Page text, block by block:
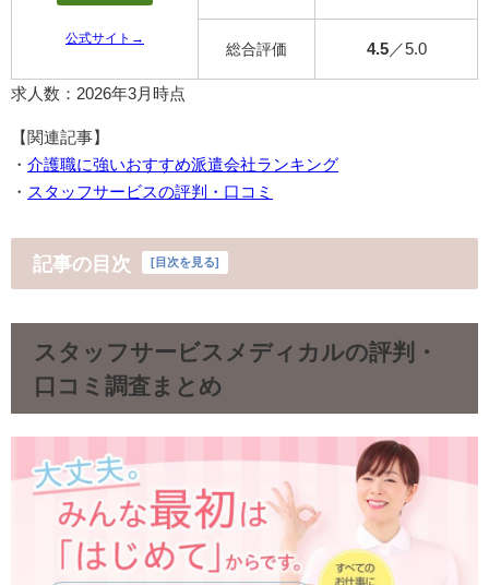
公式サイト→
総合評価 4.5／5.0
求人数：2026年3月時点
【関連記事】
・ 介護職に強いおすすめ派遣会社ランキング
・ スタッフサービスの評判・口コミ
記事の目次 [目次を見る]
スタッフサービスメディカルの評判・
口コミ調査まとめ